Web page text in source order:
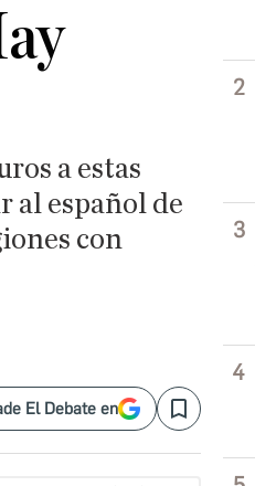
a estas
al español de
con
El Debate en Save